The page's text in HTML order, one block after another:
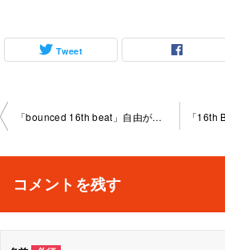
Tweet
投
ビ
「bounced 16th beat」自由が丘教室2024-11-17-no0009- 1036
コメントを残す